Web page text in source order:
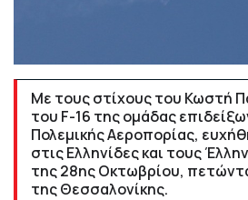
Με τους στίχους του Κωστή
του F-16 της ομάδας
Πολεμικής Αεροπορίας,
στις Ελληνίδες και τους
της 28ης Οκτωβρίου,
της Θεσσαλονίκης.